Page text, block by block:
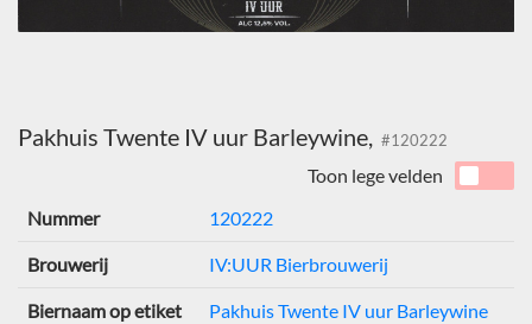
Pakhuis Twente IV uur Barleywine, #120222
Toon lege velden
Nummer
120222
Brouwerij IV:UUR Bierbrouwerij
Biernaam op etiket Pakhuis Twente IV uur Barleywine